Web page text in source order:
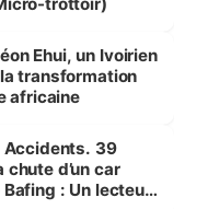
Ehui, un Ivoirien
transformation
africaine
Accidents. 39
d’un car
: Un lecteur